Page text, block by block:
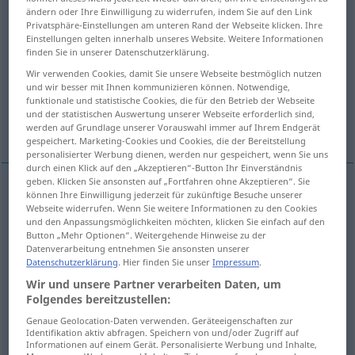
Übersicht aller Übersetzungen
(Für mehr Details die Übersetzung anklicken/antippen)
consign, freight, ship ship, freight
load transport Weitere Beispiele...
consign verfrachten Güter, Waren etc
ship verfrachten Güter, Waren etc
freight besonders US verfrachten
ship verfrachten SCHIFF
ändern oder Ihre Einwilligung zu widerrufen, indem Sie auf den Link
Privatsphäre-Einstellungen am unteren Rand der Webseite klicken. Ihre
Einstellungen gelten innerhalb unseres Website. Weitere Informationen
finden Sie in unserer Datenschutzerklärung.
Wir verwenden Cookies, damit Sie unsere Webseite bestmöglich nutzen
und wir besser mit Ihnen kommunizieren können. Notwendige,
funktionale und statistische Cookies, die für den Betrieb der Webseite
und der statistischen Auswertung unserer Webseite erforderlich sind,
werden auf Grundlage unserer Vorauswahl immer auf Ihrem Endgerät
gespeichert. Marketing-Cookies und Cookies, die der Bereitstellung
personalisierter Werbung dienen, werden nur gespeichert, wenn Sie uns
durch einen Klick auf den „Akzeptieren“-Button Ihr Einverständnis
geben. Klicken Sie ansonsten auf „Fortfahren ohne Akzeptieren“. Sie
können Ihre Einwilligung jederzeit für zukünftige Besuche unserer
Webseite widerrufen. Wenn Sie weitere Informationen zu den Cookies
und den Anpassungsmöglichkeiten möchten, klicken Sie einfach auf den
Button „Mehr Optionen“. Weitergehende Hinweise zu der
Datenverarbeitung entnehmen Sie ansonsten unserer
Datenschutzerklärung. Hier finden Sie unserImpressum.
Wir und unsere Partner verarbeiten Daten, um
Folgendes bereitzustellen:
Genaue Geolocation-Daten verwenden. Geräteeigenschaften zur
Identifikation aktiv abfragen. Speichern von und/oder Zugriff auf
Informationen auf einem Gerät. Personalisierte Werbung und Inhalte,